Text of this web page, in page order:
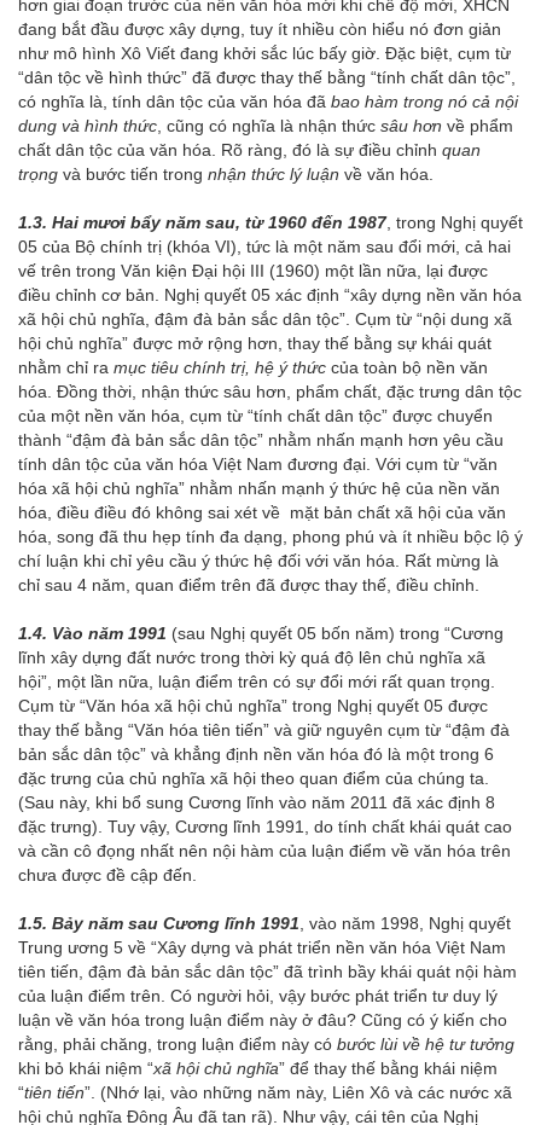
hơn giai đoạn trước của nền văn hóa mới khi chế độ mới, XHCN
đang bắt đầu được xây dựng, tuy ít nhiều còn hiểu nó đơn giản
như mô hình Xô Viết đang khởi sắc lúc bấy giờ. Đặc biệt, cụm từ
“dân tộc về hình thức” đã được thay thế bằng “tính chất dân tộc”,
có nghĩa là, tính dân tộc của văn hóa đã bao hàm trong nó cả nội
dung và hình thức , cũng có nghĩa là nhận thức sâu hơn về phẩm
chất dân tộc của văn hóa. Rõ ràng, đó là sự điều chỉnh quan
trọng và bước tiến trong nhận thức lý luận về văn hóa.
1.3. Hai mươi bẩy năm sau, từ 1960 đến 1987, trong Nghị quyết
05 của Bộ chính trị (khóa VI), tức là một năm sau đổi mới, cả hai
vế trên trong Văn kiện Đại hội III (1960) một lần nữa, lại được
điều chỉnh cơ bản. Nghị quyết 05 xác định “xây dựng nền văn hóa
xã hội chủ nghĩa, đậm đà bản sắc dân tộc”. Cụm từ “nội dung xã
hội chủ nghĩa” được mở rộng hơn, thay thế bằng sự khái quát
nhằm chỉ ra mục tiêu chính trị, hệ ý thức của toàn bộ nền văn
hóa. Đồng thời, nhận thức sâu hơn, phẩm chất, đặc trưng dân tộc
của một nền văn hóa, cụm từ “tính chất dân tộc” được chuyển
thành “đậm đà bản sắc dân tộc” nhằm nhấn mạnh hơn yêu cầu
tính dân tộc của văn hóa Việt Nam đương đại. Với cụm từ “văn
hóa xã hội chủ nghĩa” nhằm nhấn mạnh ý thức hệ của nền văn
hóa, điều điều đó không sai xét về mặt bản chất xã hội của văn
hóa, song đã thu hẹp tính đa dạng, phong phú và ít nhiều bộc lộ ý
chí luận khi chỉ yêu cầu ý thức hệ đối với văn hóa. Rất mừng là
chỉ sau 4 năm, quan điểm trên đã được thay thế, điều chỉnh.
1.4. Vào năm 1991 (sau Nghị quyết 05 bốn năm) trong “Cương
lĩnh xây dựng đất nước trong thời kỳ quá độ lên chủ nghĩa xã
hội”, một lần nữa, luận điểm trên có sự đổi mới rất quan trọng.
Cụm từ “Văn hóa xã hội chủ nghĩa” trong Nghị quyết 05 được
thay thế bằng “Văn hóa tiên tiến” và giữ nguyên cụm từ “đậm đà
bản sắc dân tộc” và khẳng định nền văn hóa đó là một trong 6
đặc trưng của chủ nghĩa xã hội theo quan điểm của chúng ta.
(Sau này, khi bổ sung Cương lĩnh vào năm 2011 đã xác định 8
đặc trưng). Tuy vậy, Cương lĩnh 1991, do tính chất khái quát cao
và cần cô đọng nhất nên nội hàm của luận điểm về văn hóa trên
chưa được đề cập đến.
1.5. Bảy năm sau Cương lĩnh 1991 , vào năm 1998, Nghị quyết
Trung ương 5 về “Xây dựng và phát triển nền văn hóa Việt Nam
tiên tiến, đậm đà bản sắc dân tộc” đã trình bầy khái quát nội hàm
của luận điểm trên. Có người hỏi, vậy bước phát triển tư duy lý
luận về văn hóa trong luận điểm này ở đâu? Cũng có ý kiến cho
rằng, phải chăng, trong luận điểm này có bước lùi về hệ tư tưởng
khi bỏ khái niệm “xã hộichủ nghĩa” để thay thế bằng khái niệm
“tiên tiến”. (Nhớ lại, vào những năm này, Liên Xô và các nước xã
hội chủ nghĩa Đông Âu đã tan rã). Như vậy, cái tên của Nghị